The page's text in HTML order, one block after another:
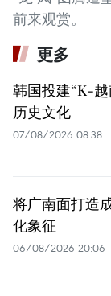
前来观赏。
更多
韩国投建“K-
历史文化
07/08/2026 08:38
将广南面打造
化象征
06/08/2026 20:06